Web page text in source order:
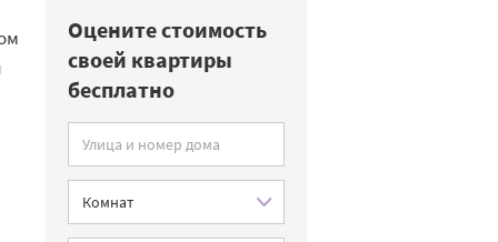
Оцените стоимость
своей квартиры
бесплатно